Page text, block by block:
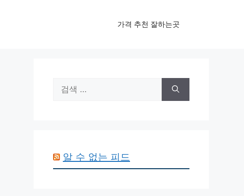
가격 추천 잘하는곳
색:
알 수 없는 피드